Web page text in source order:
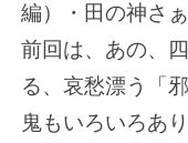
編）・田の神さ
前回は、あの、
る、哀愁漂う「
鬼もいろいろあ